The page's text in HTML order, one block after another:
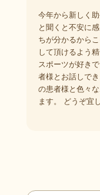
今年から新しく
と聞くと不安に
ちが分かるから
して頂けるよう
スポーツが好き
者様とお話しで
の患者様と色々
ます。 どうぞ宜